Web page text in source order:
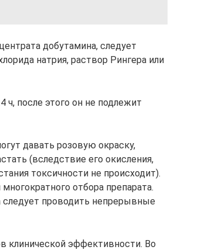
добутамина, следует
натрия, раствор Рингера или
после этого он не подлежит
давать розовую окраску,
(вследствие его окисления,
токсичности не происходит).
отбора препарата.
следует проводить непрерывные
клинической эффективности. Во